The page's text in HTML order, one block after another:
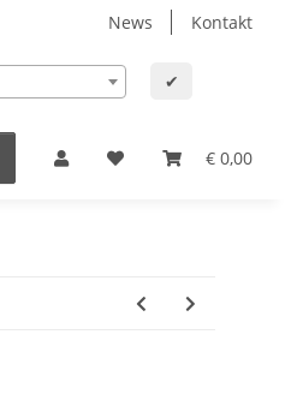
News Kontakt
✔
€ 0,00